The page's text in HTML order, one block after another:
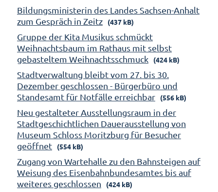
Bildungsministerin des Landes Sachsen-Anhalt
zum Gespräch in Zeitz
(437 kB)
Gruppe der Kita Musikus schmückt
Weihnachtsbaum im Rathaus mit selbst
gebasteltem Weihnachtsschmuck
(424 kB)
Stadtverwaltung bleibt vom 27. bis 30.
Dezember geschlossen - Bürgerbüro und
Standesamt für Notfälle erreichbar
(556 kB)
Neu gestalteter Ausstellungsraum in der
Stadtgeschichtlichen Dauerausstellung von
Museum Schloss Moritzburg für Besucher
geöffnet
(554 kB)
Zugang von Wartehalle zu den Bahnsteigen auf
Weisung des Eisenbahnbundesamtes bis auf
weiteres geschlossen
(424 kB)